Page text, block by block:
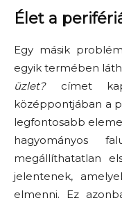
Élet a
Egy másik
egyik termében
üzlet?címet
középpontjában a
legfontosabb
hagyományos
megállíthatatlan
jelentenek,
elmenni. Ez